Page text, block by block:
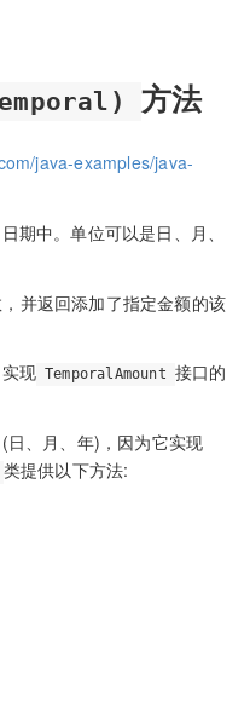
方法
java-examples/java-
期中。单位可以是日、月、
并返回添加了指定金额的该
现 TemporalAmount 接口的
日、月、年)，因为它实现
类提供以下方法: